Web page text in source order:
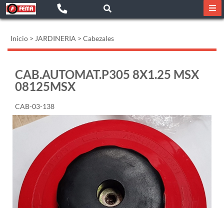
Inicio > JARDINERIA > Cabezales
CAB.AUTOMAT.P305 8X1.25 MSX
08125MSX
CAB-03-138